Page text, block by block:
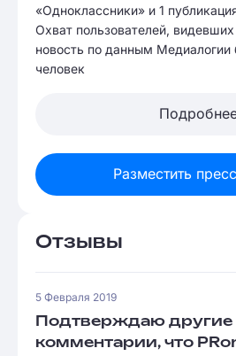
«Одноклассники» и 1
Охват пользователей,
новость по данным Медиалогии
человек
Разместить
Отзывы
5 Февраля 2019
Подтверждаю другие
комментарии, что